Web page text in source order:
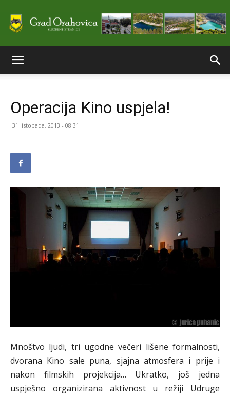
stranice
Orahovice
Operacija Kino uspjela!
31 listopada, 2013 - 08:31
Mnoštvo ljudi, tri ugodne večeri lišene formalnosti,
dvorana Kino sale puna, sjajna atmosfera i prije i
nakon filmskih projekcija… Ukratko, još jedna
uspješno organizirana aktivnost u režiji Udruge